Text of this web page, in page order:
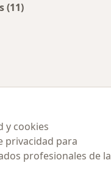
(11)
y cookies
privacidad para
profesionales de la